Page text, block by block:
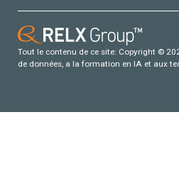
Tout le contenu de ce site: Copyright ©
de données, a la formation en IA et aux